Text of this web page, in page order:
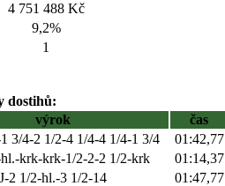
4 751 488 Kč
9,2%
1
dostihů:
výrok
čas
3/4-2 1/2-4 1/4-4 1/4-1 3/4
01:42,77
krk-krk-1/2-2-2 1/2-krk
01:14,37
J-2 1/2-hl.-3 1/2-14
01:47,77